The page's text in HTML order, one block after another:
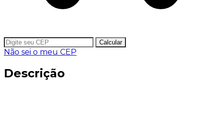
Calcular
Não sei o meu CEP
Descrição